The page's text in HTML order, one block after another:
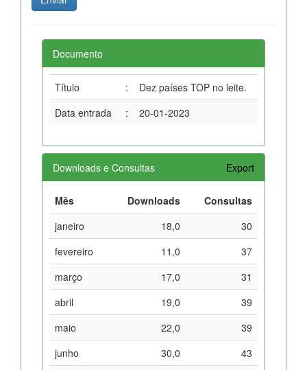
Documento
Título :
Dez países TOP no leite.
Data entrada
: 20-01-2023
Downloads e Consultas Export
Mês Downloads
Consultas
janeiro
18,0
30
fevereiro
11,0
37
março
17,0
31
abril
19,0
39
maio
22,0
39
junho
30,0
43